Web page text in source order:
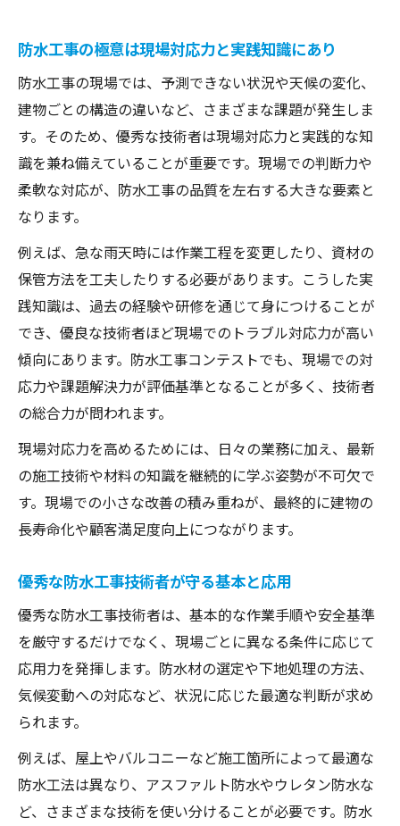
防水工事の極意は現場対応力と実践知識にあり
防水工事の現場では、予測できない状況や天候の変化、
建物ごとの構造の違いなど、さまざまな課題が発生しま
す。そのため、優秀な技術者は現場対応力と実践的な知
識を兼ね備えていることが重要です。現場での判断力や
柔軟な対応が、防水工事の品質を左右する大きな要素と
なります。
例えば、急な雨天時には作業工程を変更したり、資材の
保管方法を工夫したりする必要があります。こうした実
践知識は、過去の経験や研修を通じて身につけることが
でき、優良な技術者ほど現場でのトラブル対応力が高い
傾向にあります。防水工事コンテストでも、現場での対
応力や課題解決力が評価基準となることが多く、技術者
の総合力が問われます。
現場対応力を高めるためには、日々の業務に加え、最新
の施工技術や材料の知識を継続的に学ぶ姿勢が不可欠で
す。現場での小さな改善の積み重ねが、最終的に建物の
長寿命化や顧客満足度向上につながります。
優秀な防水工事技術者が守る基本と応用
優秀な防水工事技術者は、基本的な作業手順や安全基準
を厳守するだけでなく、現場ごとに異なる条件に応じて
応用力を発揮します。防水材の選定や下地処理の方法、
気候変動への対応など、状況に応じた最適な判断が求め
られます。
例えば、屋上やバルコニーなど施工箇所によって最適な
防水工法は異なり、アスファルト防水やウレタン防水な
ど、さまざまな技術を使い分けることが必要です。防水